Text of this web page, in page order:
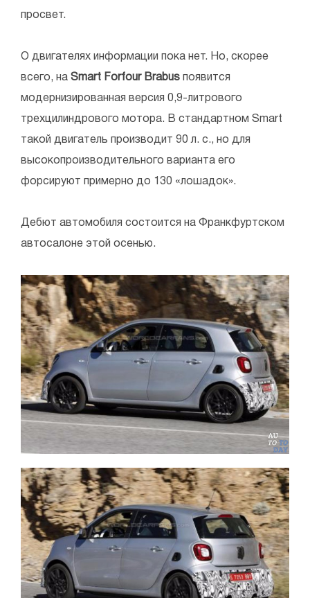
просвет.
О двигателях информации пока нет. Но, скорее
всего, на Smart Forfour Brabus появится
модернизированная версия 0,9-литрового
трехцилиндрового мотора. В стандартном Smart
такой двигатель производит 90 л. с., но для
высокопроизводительного варианта его
форсируют примерно до 130 «лошадок».
Дебют автомобиля состоится на Франкфуртском
автосалоне этой осенью.